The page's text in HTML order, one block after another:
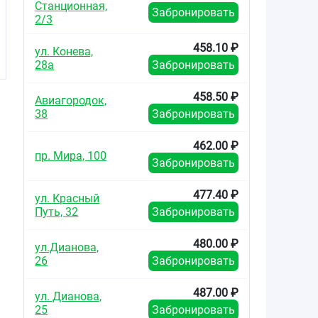
Станционная,
2/3
Забронировать
ул. Конева,
28а
458.10 ₽
Забронировать
Авиагородок,
38
458.50 ₽
Забронировать
пр. Мира, 100
462.00 ₽
Забронировать
ул. Красный
Путь, 32
477.40 ₽
Забронировать
ул.Дианова,
26
480.00 ₽
Забронировать
ул. Дианова,
25
487.00 ₽
Забронировать